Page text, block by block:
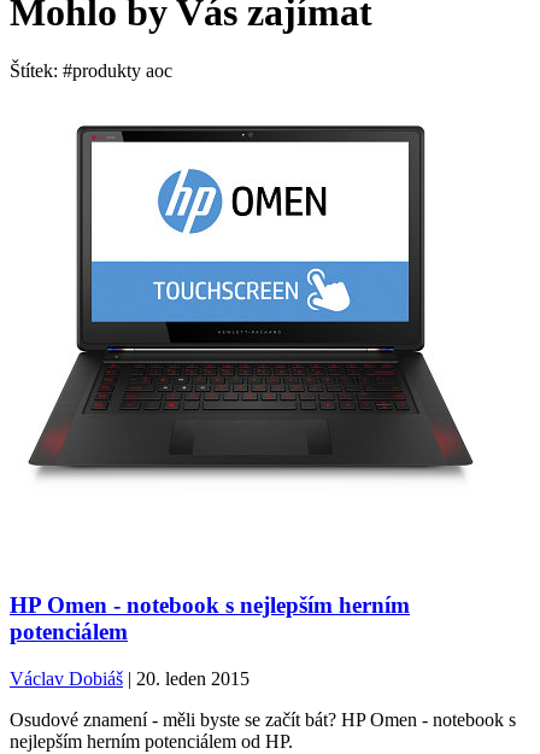
Mohlo by Vás zajímat
Štítek: #produkty aoc
HP Omen - notebook s nejlepším herním
potenciálem
Václav Dobiáš | 20. leden 2015
Osudové znamení - měli byste se začít bát? HP Omen - notebook s
nejlepším herním potenciálem od HP.